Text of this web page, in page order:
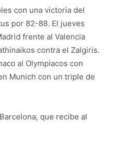
con una victoria del
por 82-88. El jueves
frente al Valencia
contra el Zalgiris.
al Olympiacos con
Munich con un triple de
que recibe al